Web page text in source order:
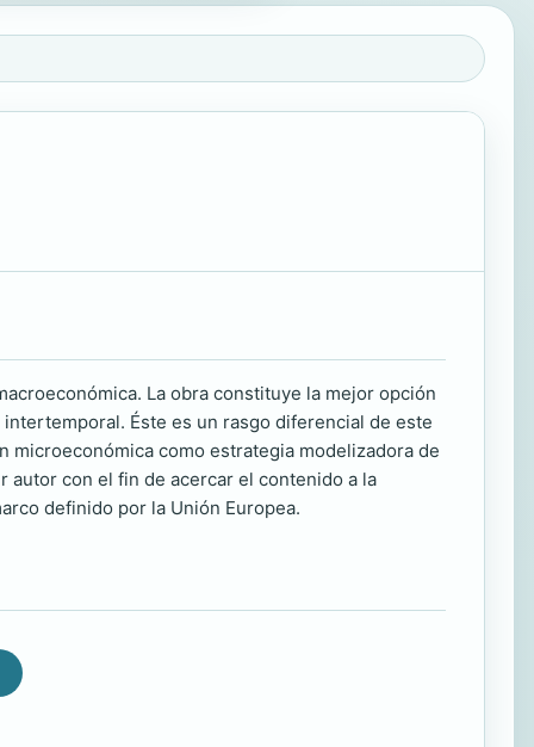
La obra constituye la mejor opción
Éste es un rasgo diferencial de este
microeconómica como estrategia modelizadora de
autor con el fin de acercar el contenido a la
definido por la Unión Europea.